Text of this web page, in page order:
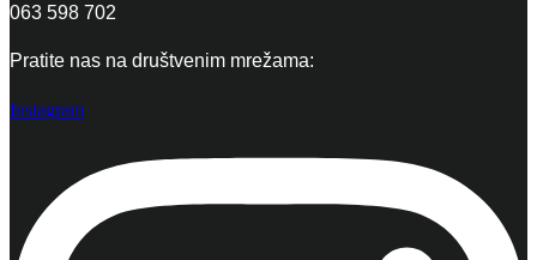
063 598 702
Pratite nas na društvenim mrežama:
Instagram